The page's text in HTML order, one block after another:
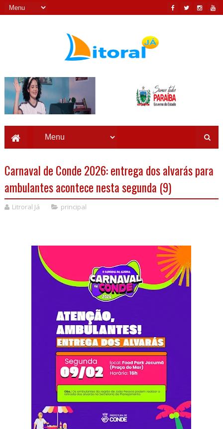
Carnaval de Conde 2026: entrega dos alvarás para
ambulantes acontece nesta segunda (9)
Litroral Já principal